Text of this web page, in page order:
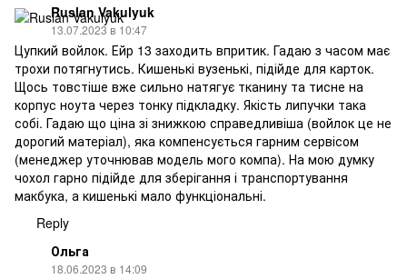
Ruslan Vakulyuk
13.07.2023 в 10:47
Цупкий войлок. Ейр 13 заходить впритик. Гадаю з часом має
трохи потягнутись. Кишенькі вузенькі, підійде для карток.
Щось товстіше вже сильно натягує тканину та тисне на
корпус ноута через тонку підкладку. Якість липучки така
собі. Гадаю що ціна зі знижкою справедливіша (войлок це не
дорогий матеріал), яка компенсується гарним сервісом
(менеджер уточнював модель мого компа). На мою думку
чохол гарно підійде для зберігання і транспортування
макбука, а кишенькі мало функціональні.
Reply
Ольга
18.06.2023 в 14:09